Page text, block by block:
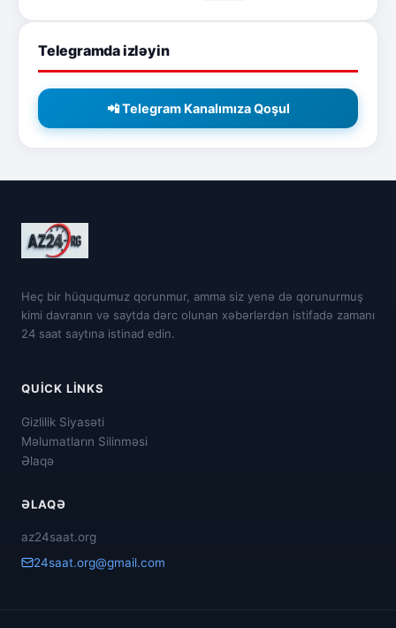
Telegramda izləyin
📲 Telegram Kanalımıza Qoşul
Heç bir hüququmuz qorunmur, amma siz yenə də qorunurmuş
kimi davranın və saytda dərc olunan xəbərlərdən istifadə zamanı
24 saat saytına istinad edin.
QUICK LINKS
Gizlilik Siyasəti
Məlumatların Silinməsi
Əlaqə
ƏLAQƏ
az24saat.org
24saat.org@gmail.com